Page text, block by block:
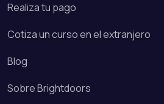
Realiza tu pago
Cotiza un curso en el extranjero
Blog
Sobre Brightdoors